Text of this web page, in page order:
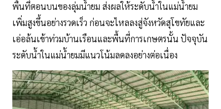
พื้นที่ตอนบนของลุ่มน้ำยม ส่งผลให้ระดับน้ำในแม่น้ำยม
เพิ่มสูงขึ้นอย่างรวดเร็ว ก่อนจะไหลลงสู่จังหวัดสุโขทัยและ
เอ่อล้นเข้าท่วมบ้านเรือนและพื้นที่การเกษตรนั้น ปัจจุบัน
ระดับน้ำในแม่น้ำยมมีแนวโน้มลดลงอย่างต่อเนื่อง